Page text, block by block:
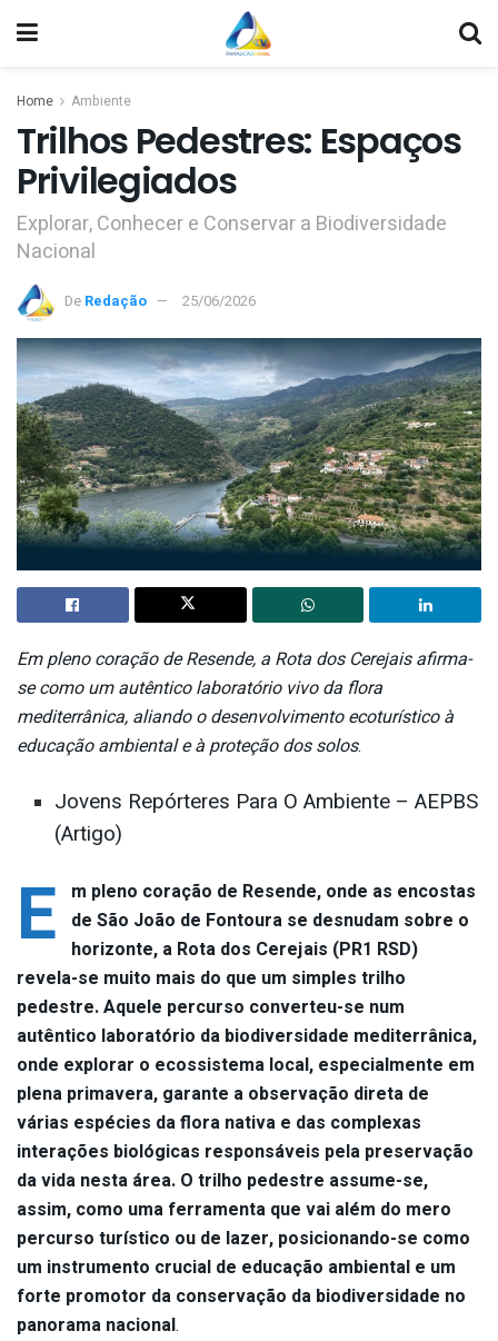
Home Ambiente
Trilhos Pedestres: Espaços
Privilegiados
Explorar, Conhecer e Conservar a Biodiversidade
Nacional
De Redação 25/06/2026
Em pleno coração de Resende, a Rota dos Cerejais afirma-
se como um autêntico laboratório vivo da flora
mediterrânica, aliando o desenvolvimento ecoturístico à
educação ambiental e à proteção dos solos.
Jovens Repórteres Para O Ambiente – AEPBS
(Artigo)
E
m pleno coração de Resende, onde as encostas
de São João de Fontoura se desnudam sobre o
horizonte, a Rota dos Cerejais (PR1 RSD)
revela-se muito mais do que um simples trilho
pedestre. Aquele percurso converteu-se num
autêntico laboratório da biodiversidade mediterrânica,
onde explorar o ecossistema local, especialmente em
plena primavera, garante a observação direta de
várias espécies da flora nativa e das complexas
interações biológicas responsáveis pela preservação
da vida nesta área. O trilho pedestre assume-se,
assim, como uma ferramenta que vai além do mero
percurso turístico ou de lazer, posicionando-se como
um instrumento crucial de educação ambiental e um
forte promotor da conservação da biodiversidade no
panorama nacional.